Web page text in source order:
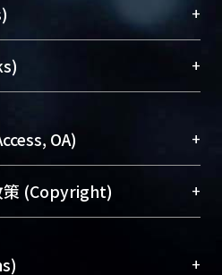
列，為永久珍藏及向國際
及學術能量，圖書館整合
術庫（AH）不同功能平
scholars。期能整合研
and promote researcher
Library integrates the
with “Academic
+
Library)
+
OA) +
提升資訊取用性的社會運
透過將研究著作公開供使
研究發展、提升研究影響
策 (Copyright) +
入者所有，或由第三方贊
+